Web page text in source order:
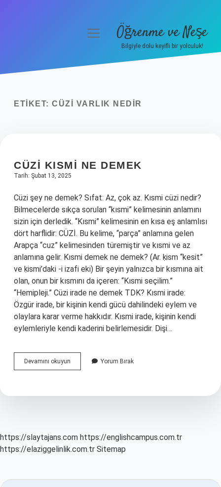
Yasal Uyarı
menüyüÖğrenme ve Neşe
Bilgiyle dolu keyifli bir yolculuk!
ETIKET: CÜZI VARLIK NEDIR
CÜZI KISMI NE DEMEK
Tarih: Şubat 13, 2025
Cüzi şey ne demek? Sıfat: Az, çok az. Kısmi cüzi nedir?
Bilmecelerde sıkça sorulan “kısmi” kelimesinin anlamını
sizin için derledik. “Kısmi” kelimesinin en kısa eş anlamlısı
dört harflidir: CÜZİ. Bu kelime, “parça” anlamına gelen
Arapça “cuz” kelimesinden türemiştir ve kısmi ve az
anlamına gelir. Kısmi demek ne demek? (Ar. ḳism “kesit”
ve ḳismі’daki -і izafi eki) Bir şeyin yalnızca bir kısmına ait
olan, onun bir kısmını da içeren: “Kısmi seçilim.”
“Hemipleji.” Cüzi irade ne demek TDK? Kısmi irade:
Özgür irade, bir kişinin kendi gücü dahilindeki eylem ve
olaylara karar verme hakkıdır. Kısmi irade, kişinin kendi
eylemleriyle kendi kaderini belirlemesidir. Dişi…
Devamını okuyun
Kısmi
Yorum Bırak
https://slaytajans.com https://englishcampus.com.tr
https://elaziggelinlik.com.tr Sitemap